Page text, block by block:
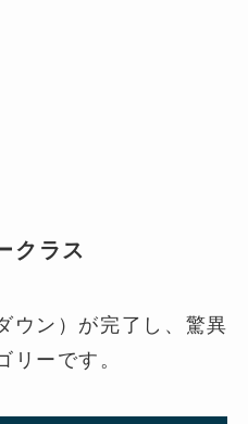
クラス
ウン）が完了し、驚異
リーです。